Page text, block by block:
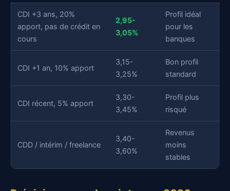
CDI +3 ans, 20%
apport, pas de crédit en
cours
2,95-
3,05%
Profil idéal
pour les
banques
CDI +1 an, 10% apport
3,15-
3,25%
Bon profil
standard
CDI récent, 5% apport
3,30-
3,45%
Profil plus
risqué
CDD / intérim / freelance
3,40-
3,60%
Revenus
moins
stables